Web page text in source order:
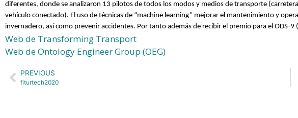
diferentes, donde se analizaron 13 pilotos de todos los modos y medios de transporte
vehículo conectado). El uso de técnicas de “machine learning” mejorar el mantenimiento y
invernadero, así como prevenir accidentes. Por tanto además de recibir el premio para el ODS-
Web de Transforming Transport
Web de Ontology Engineer Group (OEG)
PREVIOUS
fiturtech2020